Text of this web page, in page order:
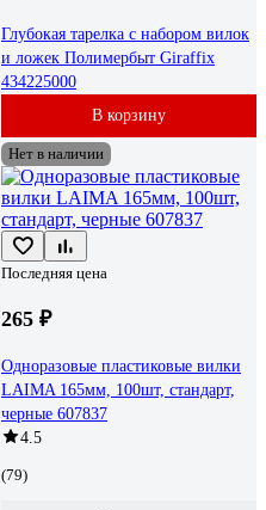
Глубокая тарелка с набором вилок
и ложек Полимербыт Giraffix
434225000
В корзину
Нет в наличии
Последняя цена
265 ₽
Одноразовые пластиковые вилки
LAIMA 165мм, 100шт, стандарт,
черные 607837
4.5
(79)